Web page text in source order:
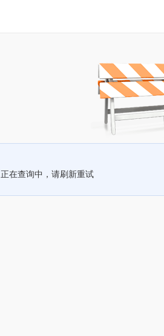
正在查询中，请刷新重试